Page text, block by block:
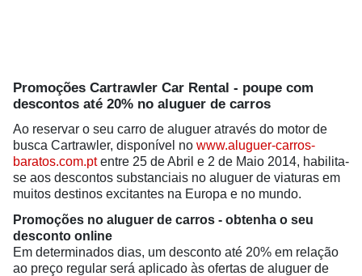
Promoções Cartrawler Car Rental - poupe com
descontos até 20% no aluguer de carros
Ao reservar o seu carro de aluguer através do motor de
busca Cartrawler, disponível no www.aluguer-carros-
baratos.com.ptentre 25 de Abril e 2 de Maio 2014, habilita-
se aos descontos substanciais no aluguer de viaturas em
muitos destinos excitantes na Europa e no mundo.
Promoções no aluguer de carros - obtenha o seu
desconto online
Em determinados dias, um desconto até 20% em relação
ao preço regular será aplicado às ofertas de aluguer de